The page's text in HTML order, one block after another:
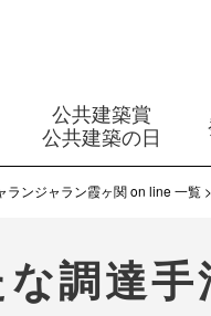
公共建築賞
公共建築の日
ランジャラン霞ヶ関 on line 一覧
な調達